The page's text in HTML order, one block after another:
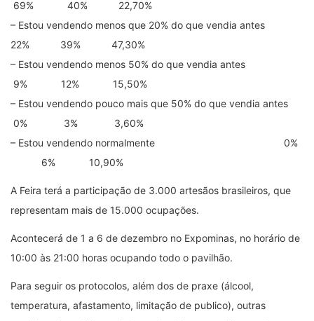
69% 40% 22,70%
– Estou vendendo menos que 20% do que vendia antes
22% 39% 47,30%
– Estou vendendo menos 50% do que vendia antes
9% 12% 15,50%
– Estou vendendo pouco mais que 50% do que vendia antes
0% 3% 3,60%
– Estou vendendo normalmente 0%
6% 10,90%
A Feira terá a participação de 3.000 artesãos brasileiros, que
representam mais de 15.000 ocupações.
Acontecerá de 1 a 6 de dezembro no Expominas, no horário de
10:00 às 21:00 horas ocupando todo o pavilhão.
Para seguir os protocolos, além dos de praxe (álcool,
temperatura, afastamento, limitação de publico), outras